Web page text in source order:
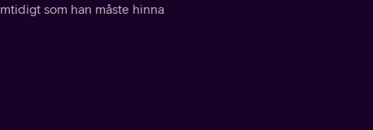
som han måste hinna